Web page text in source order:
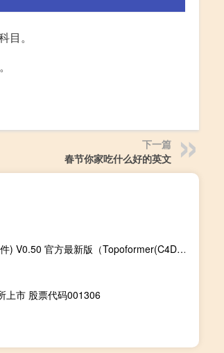
。
下一篇
春节你家吃什么好的英文
Topoformer(C4D面片控制插件) V0.50 官方最新版（Topoformer(C4D面片控制插件) V0.50 官方最新版功能简介）
上市 股票代码001306